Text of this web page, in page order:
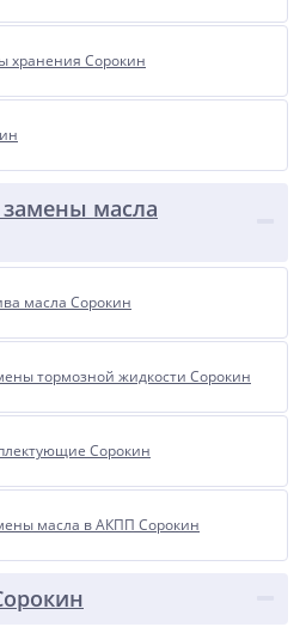
хранения Сорокин
масла
масла Сорокин
тормозной жидкости Сорокин
Сорокин
масла в АКПП Сорокин